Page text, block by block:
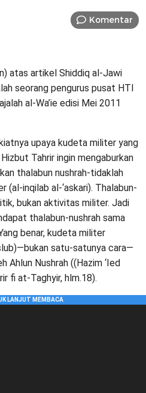
Komentar
atas artikel Shiddiq al-Jawi
seorang pengurus pusat HTI
al-Wa’ie edisi Mei 2011
upaya kudeta militer yang
Tahrir ingin mengaburkan
thalabun nushrah-tidaklah
inqilab al-‘askari). Thalabun-
bukan aktivitas militer. Jadi
thalabun-nushrah sama
benar, kudeta militer
satu-satunya cara—
Ahlun Nushrah ((Hazim ‘Ied
fi at-Taghyir, hlm.18).